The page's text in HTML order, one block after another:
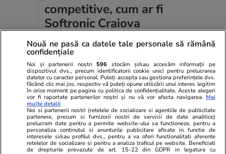
competitive, cum ar fi
Softronic Craiova
(exportatoare de 100 de
locomotive electrice către
operatorul suedez de marfă
Green cargo), care pot
beneficia de ajutoare de stat
pe partea de cercetare-
dezvoltare, cu șanse mari de
aprobare la Comisie.
Nouă ne pasă ca datele tale personale să rămână
confidențiale
Noi și partenerii noștri 596 stocăm și/sau accesăm informații pe
dispozitivul dvs., precum identificatorii cookie unici pentru prelucrarea
datelor cu caracter personal. Puteți accepta sau gestiona preferințele dvs.
făcând clic mai jos, respectiv vă puteți opune utilizării unui interes legitim
în orice moment pe pagina cu politica de confidențialitate. Aceste alegeri
vor fi raportate partenerilor noștri și nu vă vor afecta navigarea. Mai
multe detalii
Noi si partenerii nostri (retelele de socializare si agentiile de publicitate
partenere, precum si furnizorii nostri de servicii de date analitice)
prelucram date pentru a permite website-ului sa functioneze, pentru a
personaliza continutul si anunturile publicitare afisate in functie de
interesele si/sau profilul dvs., pentru a va oferi functionalitati aferente
retelelor de socializare si pentru a analiza traficul pe website. Beneficiati
de drepturile prevazute de art. 15-22 din GDPR in legatura cu